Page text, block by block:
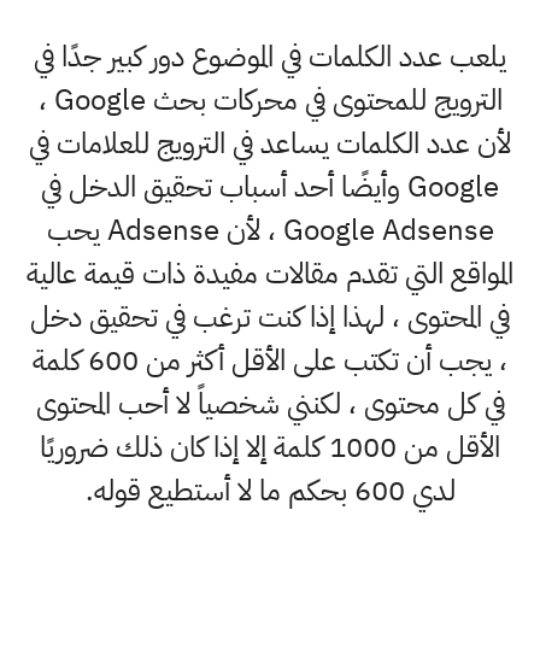
يلعب عدد الكلمات في الموضوع دور كبير جدًا في
الترويج للمحتوى في محركات بحث Google ،
لأن عدد الكلمات يساعد في الترويج للعلامات في
Google وأيضًا أحد أسباب تحقيق الدخل في
Google Adsense ، لأن Adsense يحب
المواقع التي تقدم مقالات مفيدة ذات قيمة عالية
في المحتوى ، لهذا إذا كنت ترغب في تحقيق دخل
، يجب أن تكتب على الأقل أكثر من 600 كلمة
في كل محتوى ، لكنني شخصياً لا أحب المحتوى
الأقل من 1000 كلمة إلا إذا كان ذلك ضروريًا
لدي 600 بحكم ما لا أستطيع قوله.